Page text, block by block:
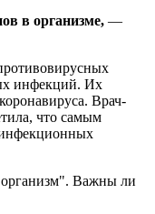
в организме, —
инфекций. Их
Врач-
что самым